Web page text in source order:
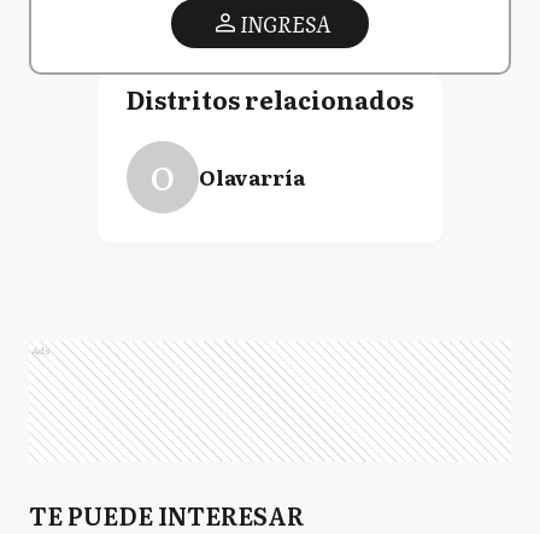
INGRESA
Distritos relacionados
O Olavarría
Ads
TE PUEDE INTERESAR